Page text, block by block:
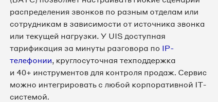
распределения звонков по разным отделам или
сотрудникам в зависимости от источника звонка
или текущей нагрузки. У UIS доступная
тарификация за минуты разговора по IP-
телефонии, круглосуточная техподдержка
и 40+ инструментов для контроля продаж. Сервис
можно интегрировать с любой корпоративной IT-
системой.